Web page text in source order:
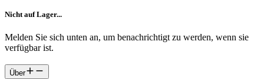
Nicht auf Lager...
Melden Sie sich unten an, um benachrichtigt zu werden, wenn sie
verfügbar ist.
Über